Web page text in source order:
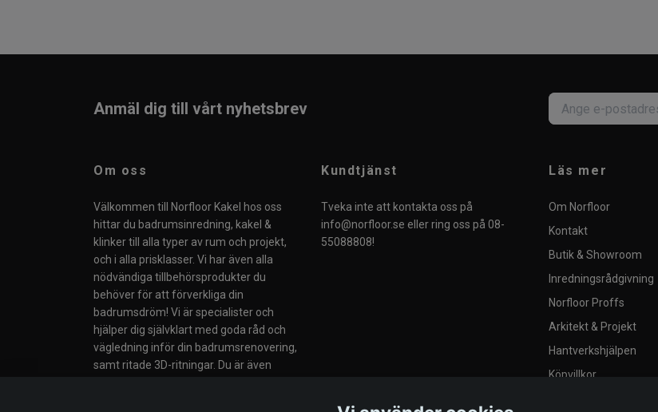
Anmäl dig till vårt nyhetsbrev
Om oss
Välkommen till Norfloor Kakel hos oss
hittar du badrumsinredning, kakel &
klinker till alla typer av rum och projekt,
och i alla prisklasser. Vi har även alla
nödvändiga tillbehörsprodukter du
behöver för att förverkliga din
badrumsdröm! Vi är specialister och
hjälper dig självklart med goda råd och
vägledning inför din badrumsrenovering,
samt ritade 3D-ritningar. Du är även
Kundtjänst
Tveka inte att kontakta oss på
info@norfloor.se eller ring oss på 08-
55088808!
Läs mer
Om Norfloor
Kontakt
Butik & Showroom
Inredningsrådgivning
Norfloor Proffs
Arkitekt & Projekt
Hantverkshjälpen
Köpvillkor